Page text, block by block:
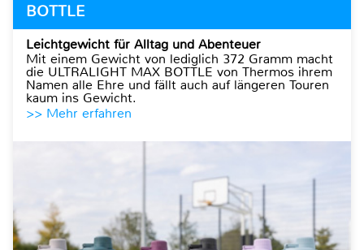
BOTTLE
Leichtgewicht für Alltag und Abenteuer
Mit einem Gewicht von lediglich 372 Gramm macht
die ULTRALIGHT MAX BOTTLE von Thermos ihrem
Namen alle Ehre und fällt auch auf längeren Touren
kaum ins Gewicht.
>> Mehr erfahren